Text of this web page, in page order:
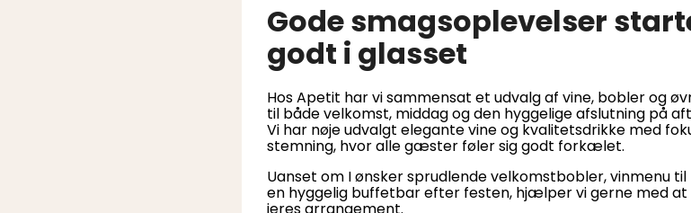
Gode smagsoplevelser
godt i glasset
Hos Apetit har vi sammensat et udvalg af vine, bobler og
til både velkomst, middag og den hyggelige afslutning på
Vi har nøje udvalgt elegante vine og kvalitetsdrikke med
stemning, hvor alle gæster føler sig godt forkælet.
Uanset om I ønsker sprudlende velkomstbobler, vinmenu
en hyggelig buffetbar efter festen, hjælper vi gerne med
jeres arrangement.